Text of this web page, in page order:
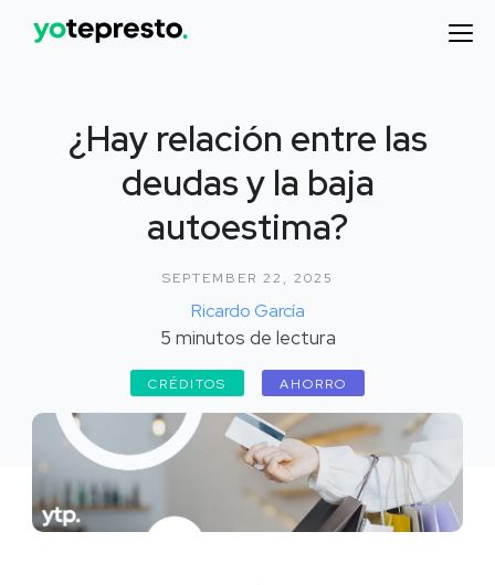
¿Hay relación entre las
deudas y la baja
autoestima?
SEPTEMBER 22, 2025
Ricardo García
5 minutos de lectura
CRÉDITOS AHORRO